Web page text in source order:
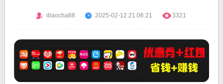
diaocha88 2025-02-12 21:06:21 3321